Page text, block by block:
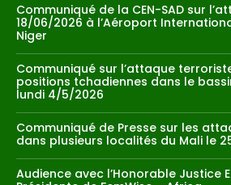
Communiqué de la CEN-SAD sur
18/06/2026 à l’Aéroport
Niger
Communiqué sur l’attaque
positions tchadiennes dans le
lundi 4/5/2026
Communiqué de Presse sur les
dans plusieurs localités du Mali le
Audience avec l’Honorable Justice